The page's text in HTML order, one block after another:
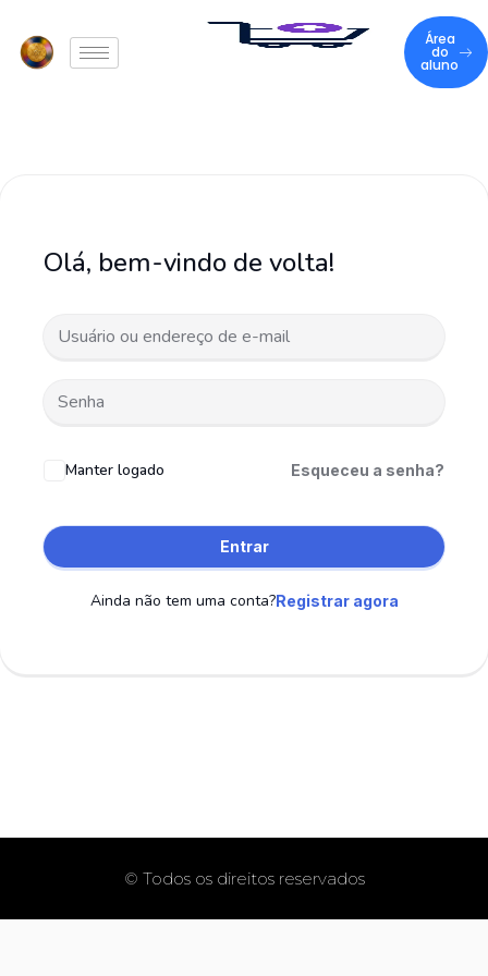
Área
do
aluno
Olá, bem-vindo de volta!
Manter logado Esqueceu a senha?
Entrar
Ainda não tem uma conta?Registrar agora
© Todos os direitos reservados